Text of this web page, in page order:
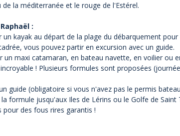
la méditerranée et le rouge de l'Estérel.
:
kayak au départ de la plage du débarquement
vous pouvez partir en excursion avec un guide.
un maxi catamaran, en bateau navette, en voilier ou
! Plusieurs formules sont proposées
guide (obligatoire si vous n'avez pas le permis
formule jusqu'aux Iles de Lérins ou le Golfe de Saint
des fous rires garantis !